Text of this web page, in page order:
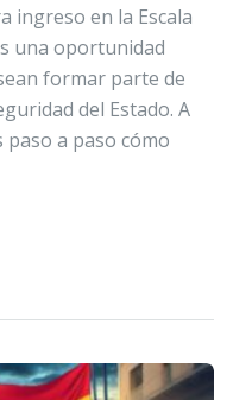
ingreso en la Escala
una oportunidad
formar parte de
del Estado. A
a paso cómo